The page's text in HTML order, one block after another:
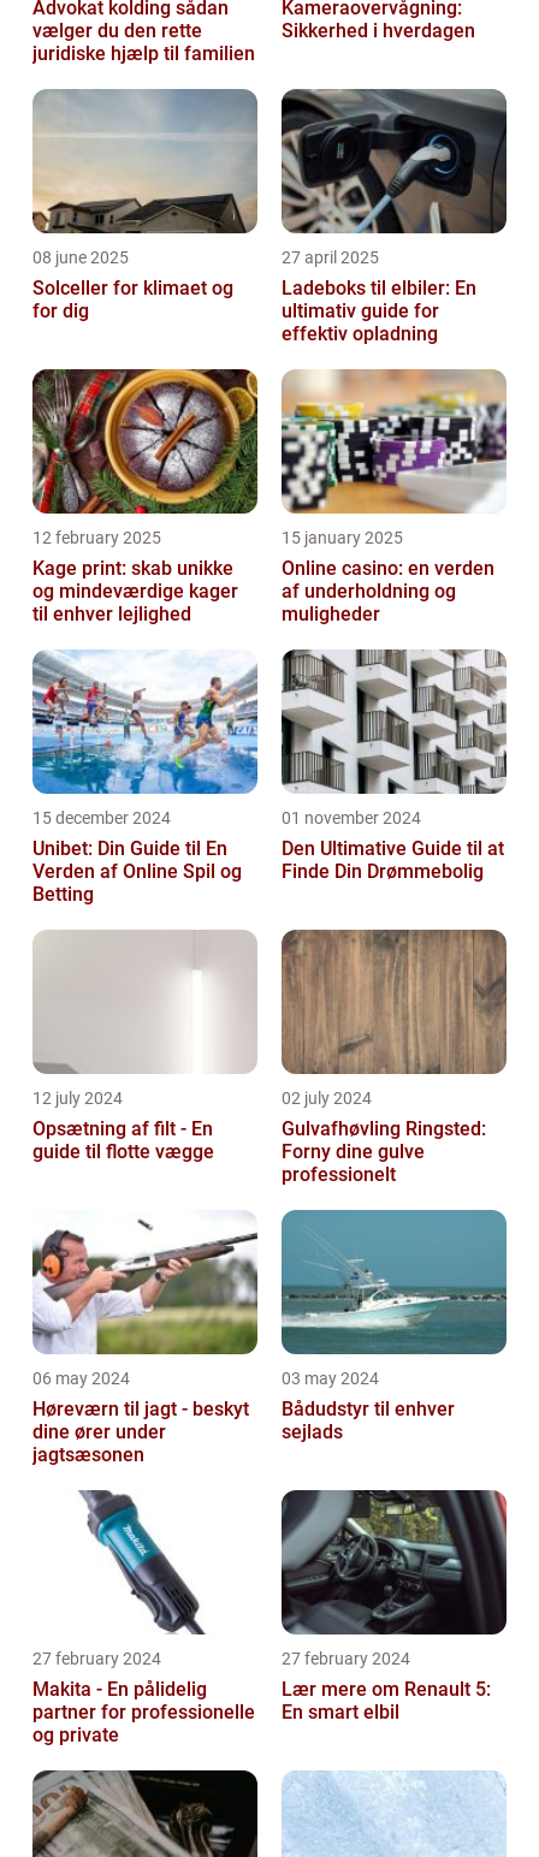
Advokat kolding sådan
vælger du den rette
juridiske hjælp til familien
Kameraovervågning:
Sikkerhed i hverdagen
08 june 2025
Solceller for klimaet og
for dig
27 april 2025
Ladeboks til elbiler: En
ultimativ guide for
effektiv opladning
12 february 2025
Kage print: skab unikke
og mindeværdige kager
til enhver lejlighed
15 january 2025
Online casino: en verden
af underholdning og
muligheder
15 december 2024
Unibet: Din Guide til En
Verden af Online Spil og
Betting
01 november 2024
Den Ultimative Guide til at
Finde Din Drømmebolig
12 july 2024
Opsætning af filt - En
guide til flotte vægge
02 july 2024
Gulvafhøvling Ringsted:
Forny dine gulve
professionelt
06 may 2024
Høreværn til jagt - beskyt
dine ører under
jagtsæsonen
03 may 2024
Bådudstyr til enhver
sejlads
27 february 2024
Makita - En pålidelig
partner for professionelle
og private
27 february 2024
Lær mere om Renault 5:
En smart elbil